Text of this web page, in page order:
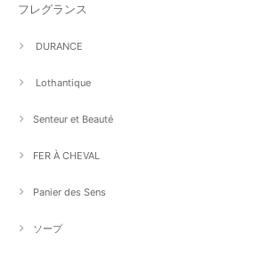
フレグランス
DURANCE
Lothantique
Senteur et Beauté
FER À CHEVAL
Panier des Sens
ソープ